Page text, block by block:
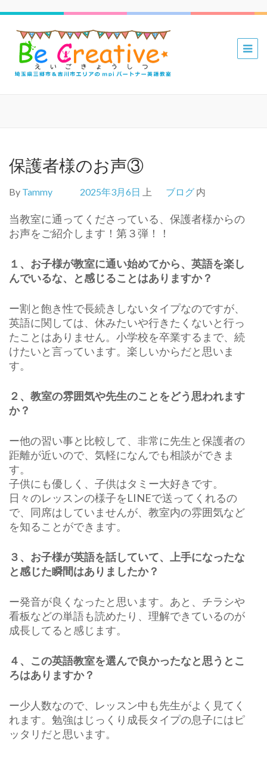
三郷 吉川
mpiパー
保護者様のお声③
By Tammy 2025年3月6日 上 ブログ 内
当教室に通ってくださっている、保護者様からの
お声をご紹介します！第３弾！！
１、お子様が教室に通い始めてから、英語を楽し
んでいるな、と感じることはありますか？
ー割と飽き性で長続きしないタイプなのですが、
英語に関しては、休みたいや行きたくないと行っ
たことはありません。小学校を卒業するまで、続
けたいと言っています。楽しいからだと思いま
す。
２、教室の雰囲気や先生のことをどう思われます
か？
ー他の習い事と比較して、非常に先生と保護者の
距離が近いので、気軽になんでも相談ができま
す。
子供にも優しく、子供はタミー大好きです。
日々のレッスンの様子をLINEで送ってくれるの
で、同席はしていませんが、教室内の雰囲気など
を知ることができます。
３、お子様が英語を話していて、上手になったな
と感じた瞬間はありましたか？
ー発音が良くなったと思います。あと、チラシや
看板などの単語も読めたり、理解できているのが
成長してると感じます。
４、この英語教室を選んで良かったなと思うとこ
ろはありますか？
ー少人数なので、レッスン中も先生がよく見てく
れます。勉強はじっくり成長タイプの息子にはピ
ッタリだと思います。